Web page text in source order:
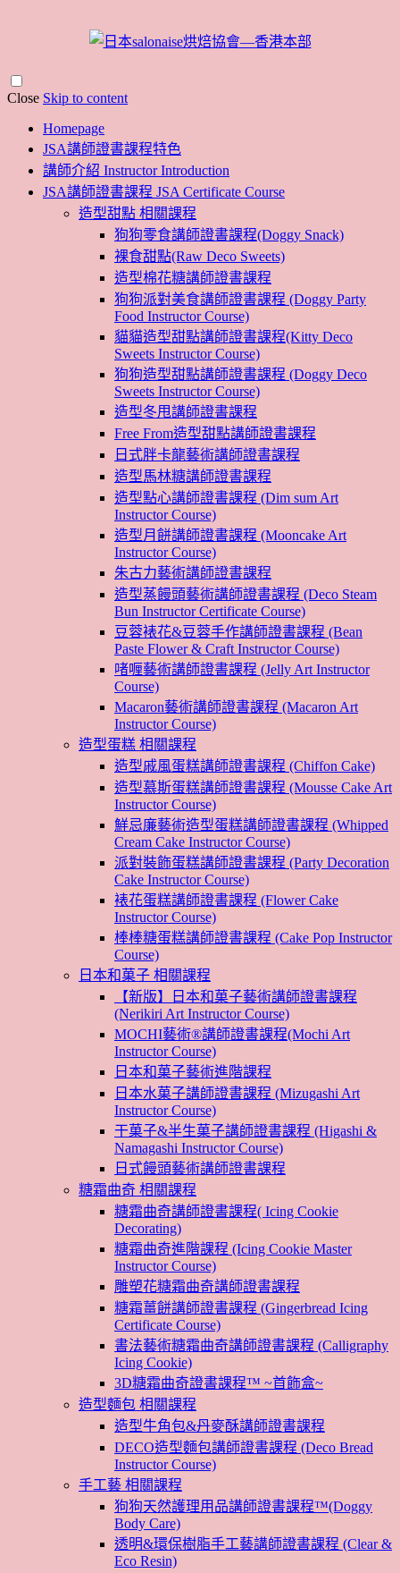
Close Skip to content
Homepage
JSA講師證書課程特色
講師介紹 Instructor Introduction
JSA講師證書課程 JSA Certificate Course
造型甜點 相關課程
狗狗零食講師證書課程(Doggy Snack)
裸食甜點(Raw Deco Sweets)
造型棉花糖講師證書課程
狗狗派對美食講師證書課程 (Doggy Party
Food Instructor Course)
貓貓造型甜點講師證書課程(Kitty Deco
Sweets Instructor Course)
狗狗造型甜點講師證書課程 (Doggy Deco
Sweets Instructor Course)
造型冬甩講師證書課程
Free From造型甜點講師證書課程
日式胖卡龍藝術講師證書課程
造型馬林糖講師證書課程
造型點心講師證書課程 (Dim sum Art
Instructor Course)
造型月餅講師證書課程 (Mooncake Art
Instructor Course)
朱古力藝術講師證書課程
造型蒸饅頭藝術講師證書課程 (Deco Steam
Bun Instructor Certificate Course)
豆蓉裱花&豆蓉手作講師證書課程 (Bean
Paste Flower & Craft Instructor Course)
啫喱藝術講師證書課程 (Jelly Art Instructor
Course)
Macaron藝術講師證書課程 (Macaron Art
Instructor Course)
造型蛋糕 相關課程
造型戚風蛋糕講師證書課程 (Chiffon Cake)
造型慕斯蛋糕講師證書課程 (Mousse Cake Art
Instructor Course)
鮮忌廉藝術造型蛋糕講師證書課程 (Whipped
Cream Cake Instructor Course)
派對裝飾蛋糕講師證書課程 (Party Decoration
Cake Instructor Course)
裱花蛋糕講師證書課程 (Flower Cake
Instructor Course)
棒棒糖蛋糕講師證書課程 (Cake Pop Instructor
Course)
日本和菓子 相關課程
【新版】日本和菓子藝術講師證書課程
(Nerikiri Art Instructor Course)
MOCHI藝術®講師證書課程(Mochi Art
Instructor Course)
日本和菓子藝術進階課程
日本水菓子講師證書課程 (Mizugashi Art
Instructor Course)
干菓子&半生菓子講師證書課程 (Higashi &
Namagashi Instructor Course)
日式饅頭藝術講師證書課程
糖霜曲奇 相關課程
糖霜曲奇講師證書課程( Icing Cookie
Decorating)
糖霜曲奇進階課程 (Icing Cookie Master
Instructor Course)
雕塑花糖霜曲奇講師證書課程
糖霜薑餅講師證書課程 (Gingerbread Icing
Certificate Course)
書法藝術糖霜曲奇講師證書課程 (Calligraphy
Icing Cookie)
3D糖霜曲奇證書課程™ ~首飾盒~
造型麵包 相關課程
造型牛角包&丹麥酥講師證書課程
DECO造型麵包講師證書課程 (Deco Bread
Instructor Course)
手工藝 相關課程
狗狗天然護理用品講師證書課程™(Doggy
Body Care)
透明&環保樹脂手工藝講師證書課程 (Clear &
Eco Resin)